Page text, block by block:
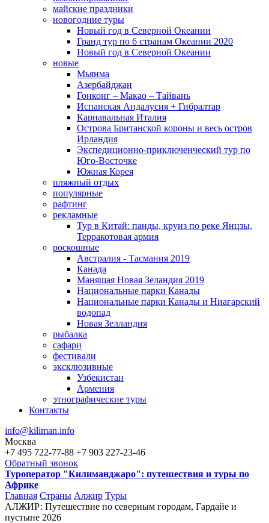
майские праздники
новогодние туры
Новый год в Северной Океании
Гранд тур по 6 странам Океании 2020
Новый год в Северной Океании
новые
Мьянма
Азербайджан
Гонконг – Макао – Тайвань
Испанская Андалусия + Гибралтар
Карнавальная Италия
Острова Британской короны и весь остров
Ирландия
Экспедиционно-приключенческий тур по
Юго-Восточке
Южная Корея
пляжный отдых
популярные
рафтинг
рекламные
Тур в Китай: панды, круиз по реке Янцзы,
Терракотовая армия
роскошные
Австралия - Тасмания 2019
Канада
Манящая Новая Зеландия 2019
Национальные парки Канады
Национальные парки Канады и Ниагарский
водопад
Новая Зелландия
рыбалка
сафари
фестивали
эксклюзивные
Узбекистан
Армения
этнографические туры
Контакты
info@kiliman.info
Москва
+7 495 722-77-88 +7 903 227-23-46
Обратный звонок
Туроператор "Килиманджаро": путешествия и туры по
Африке
Вы здесь
Главная Страны Алжир Туры
АЛЖИР: Путешествие по северным городам, Гардайе и
пустыне 2026